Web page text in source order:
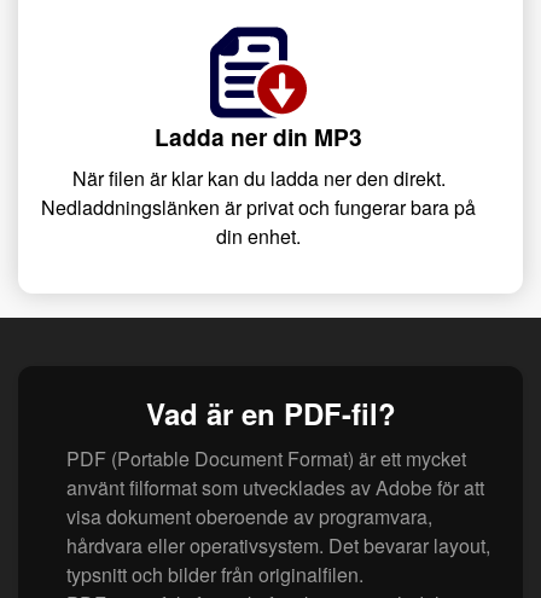
Ladda ner din MP3
När filen är klar kan du ladda ner den direkt.
Nedladdningslänken är privat och fungerar bara på
din enhet.
Vad är en PDF-fil?
PDF (Portable Document Format) är ett mycket
använt filformat som utvecklades av Adobe för att
visa dokument oberoende av programvara,
hårdvara eller operativsystem. Det bevarar layout,
typsnitt och bilder från originalfilen.